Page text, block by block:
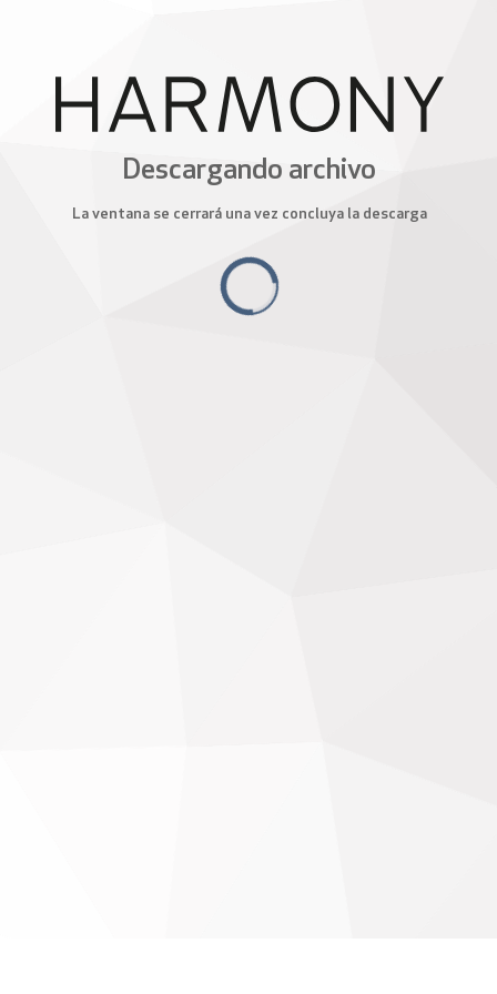
Descargando archivo
La ventana se cerrará una vez concluya la descarga